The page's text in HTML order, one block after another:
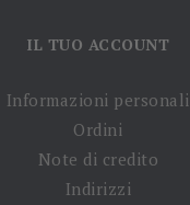
IL TUO ACCOUNT
Informazioni personali
Ordini
Note di credito
Indirizzi